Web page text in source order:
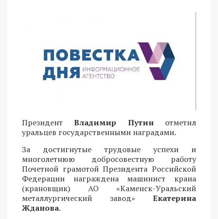
ПрезидентВладимир Путин отметил
уральцев государственными наградами.
За достигнутые трудовые успехи и
многолетнюю добросовестную работу
Почетной грамотой Президента Российской
Федерации награждена машинист крана
(крановщик) АО «Каменск-Уральский
металлургический завод» Екатерина
Жданова.